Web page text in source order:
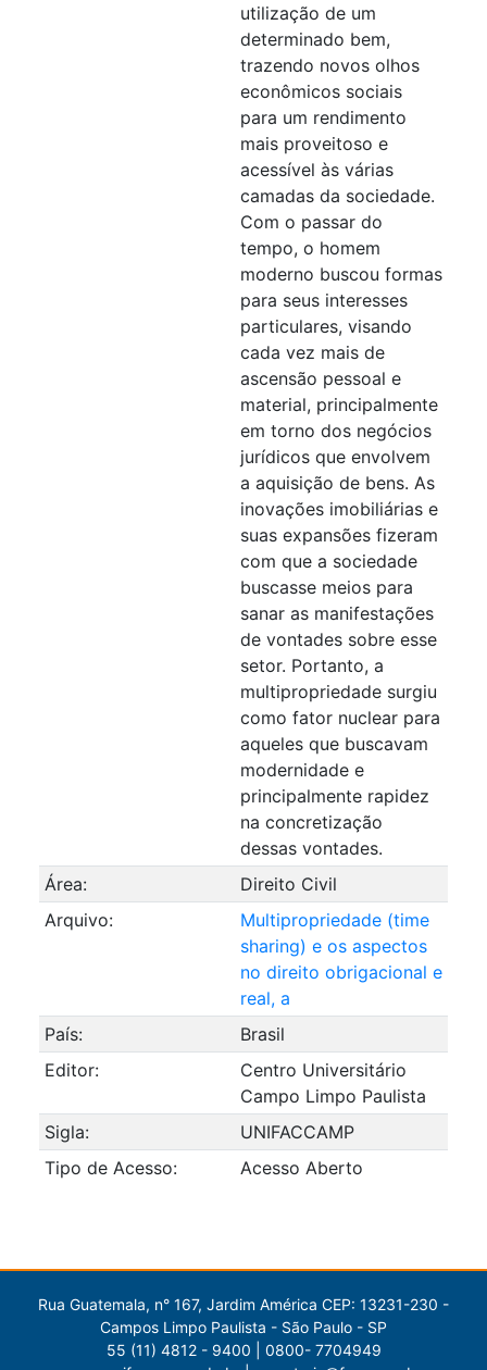
utilização de um
determinado bem,
trazendo novos olhos
econômicos sociais
para um rendimento
mais proveitoso e
acessível às várias
camadas da sociedade.
Com o passar do
tempo, o homem
moderno buscou formas
para seus interesses
particulares, visando
cada vez mais de
ascensão pessoal e
material, principalmente
em torno dos negócios
jurídicos que envolvem
a aquisição de bens. As
inovações imobiliárias e
suas expansões fizeram
com que a sociedade
buscasse meios para
sanar as manifestações
de vontades sobre esse
setor. Portanto, a
multipropriedade surgiu
como fator nuclear para
aqueles que buscavam
modernidade e
principalmente rapidez
na concretização
dessas vontades.
Área:
Direito Civil
Arquivo:
Multipropriedade (time
sharing) e os aspectos
no direito obrigacional e
real, a
País:
Brasil
Editor:
Centro Universitário
Campo Limpo Paulista
Sigla:
UNIFACCAMP
Tipo de Acesso:
Acesso Aberto
Rua Guatemala, n° 167, Jardim América CEP: 13231-230 -
Campos Limpo Paulista - São Paulo - SP
55 (11) 4812 - 9400 | 0800- 7704949